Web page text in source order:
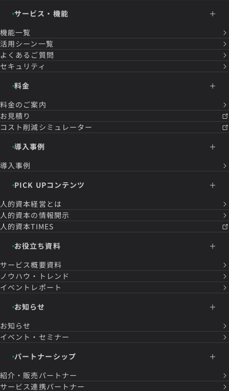
サービス・機能
機能一覧
活用シーン一覧
よくあるご質問
セキュリティ
料金
料金のご案内
お見積り
コスト削減シミュレーター
導入事例
導入事例
PICK UPコンテンツ
人的資本経営とは
人的資本の情報開示
人的資本TIMES
お役立ち資料
サービス概要資料
ノウハウ・トレンド
イベントレポート
お知らせ
お知らせ
イベント・セミナー
パートナーシップ
紹介・販売パートナー
サービス連携パートナー